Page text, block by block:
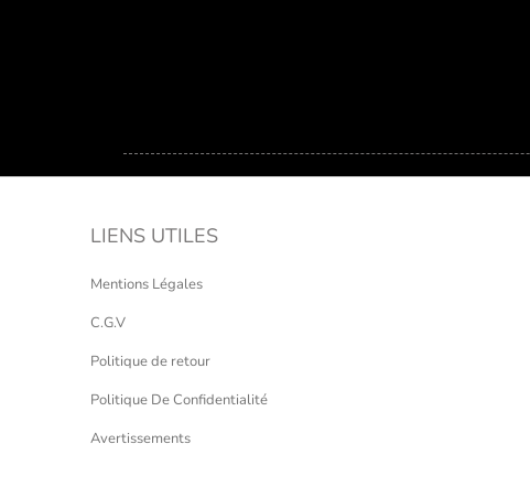
LIENS UTILES
Mentions Légales
C.G.V
Politique de retour
Politique De Confidentialité
Avertissements